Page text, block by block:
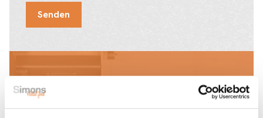
Senden
Simons Halal Food